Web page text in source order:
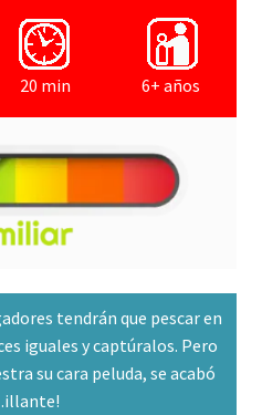
20 min 6+ años
tendrán que pescar en
iguales y captúralos. Pero
su cara peluda, se acabó